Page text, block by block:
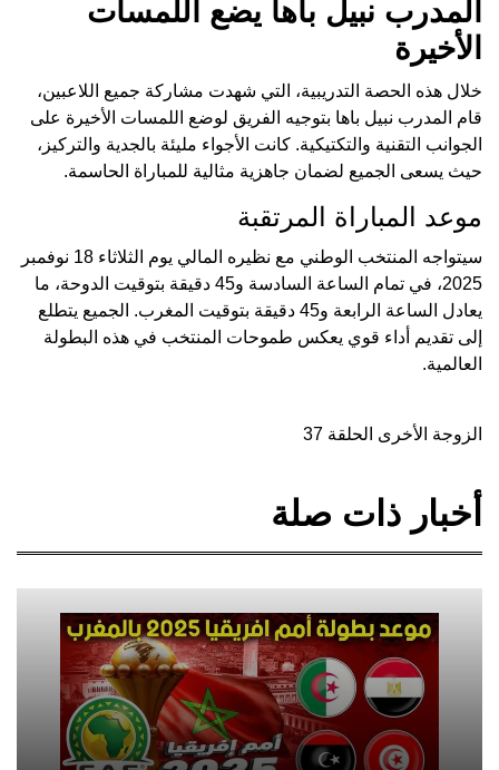
المدرب نبيل باها يضع اللمسات
الأخيرة
خلال هذه الحصة التدريبية، التي شهدت مشاركة جميع اللاعبين،
قام المدرب نبيل باها بتوجيه الفريق لوضع اللمسات الأخيرة على
الجوانب التقنية والتكتيكية. كانت الأجواء مليئة بالجدية والتركيز،
حيث يسعى الجميع لضمان جاهزية مثالية للمباراة الحاسمة.
موعد المباراة المرتقبة
سيتواجه المنتخب الوطني مع نظيره المالي يوم الثلاثاء 18 نوفمبر
2025، في تمام الساعة السادسة و45 دقيقة بتوقيت الدوحة، ما
يعادل الساعة الرابعة و45 دقيقة بتوقيت المغرب. الجميع يتطلع
إلى تقديم أداء قوي يعكس طموحات المنتخب في هذه البطولة
العالمية.
الزوجة الأخرى الحلقة 37
أخبار ذات صلة